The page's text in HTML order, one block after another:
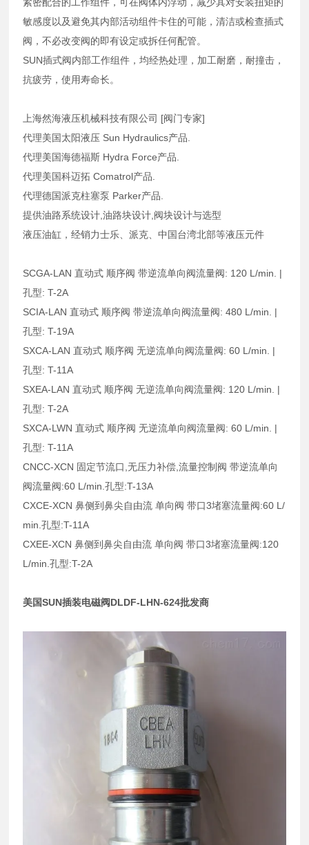
敏感度以及避免其内部活动组件卡住的可能，清洁或检查插式
阀，不必改变阀的即有设定或拆任何配管。
SUN插式阀内部工作组件，均经热处理，加工耐磨，耐撞击，
抗疲劳，使用寿命长。
上海然海液压机械科技有限公司 [阀门专家]
代理美国太阳液压 Sun Hydraulics产品.
代理美国海德福斯 Hydra Force产品.
代理美国科迈拓 Comatrol产品.
代理德国派克柱塞泵 Parker产品.
提供油路系统设计,油路块设计,阀块设计与选型
液压油缸，经销力士乐、派克、中国台湾北部等液压元件
SCGA-LAN 直动式 顺序阀 带逆流单向阀流量阀: 120 L/min. |
孔型: T-2A
SCIA-LAN 直动式 顺序阀 带逆流单向阀流量阀: 480 L/min. |
孔型: T-19A
SXCA-LAN 直动式 顺序阀 无逆流单向阀流量阀: 60 L/min. |
孔型: T-11A
SXEA-LAN 直动式 顺序阀 无逆流单向阀流量阀: 120 L/min. |
孔型: T-2A
SXCA-LWN 直动式 顺序阀 无逆流单向阀流量阀: 60 L/min. |
孔型: T-11A
CNCC-XCN 固定节流口,无压力补偿,流量控制阀 带逆流单向
阀流量阀:60 L/min.孔型:T-13A
CXCE-XCN 鼻侧到鼻尖自由流 单向阀 带口3堵塞流量阀:60 L/
min.孔型:T-11A
CXEE-XCN 鼻侧到鼻尖自由流 单向阀 带口3堵塞流量阀:120
L/min.孔型:T-2A
美国SUN插装电磁阀DLDF-LHN-624批发商